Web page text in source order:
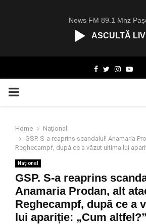
News FM 89.1 Mhz
ASCULTĂ
Facebook
Twitter
PRIMARY
Home
Național
GSP. S-a reaprins scandalul! Anamaria
Reghecampf, după ce a văzut ultima lui
Național
GSP. S-a reaprins
Anamaria Prodan, alt
Reghecampf, după ce a
lui apariție: „Cum altfel?”